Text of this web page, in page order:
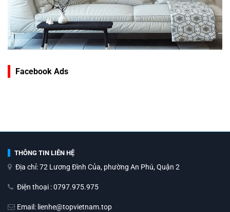
Facebook Ads
THÔNG TIN LIÊN HỆ
Địa chỉ: 72 Lương Đình Của, phường An Phú, Quận 2
Điện thoại : 0797.975.975
Email: lienhe@topvietnam.top